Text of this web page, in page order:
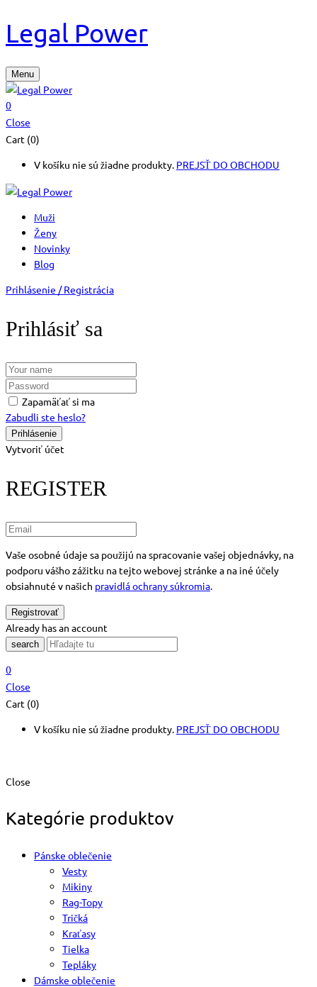
Legal Power
Menu
0
Close
Cart (0)
V košíku nie sú žiadne produkty. PREJSŤ DO OBCHODU
Muži
Ženy
Novinky
Blog
Prihlásenie / Registrácia
Prihlásiť sa
Zapamäťať si ma
Zabudli ste heslo?
Vytvoriť účet
REGISTER
Vaše osobné údaje sa použijú na spracovanie vašej objednávky, na
podporu vášho zážitku na tejto webovej stránke a na iné účely
obsiahnuté v našich pravidlá ochrany súkromia.
Already has an account
search
0
Close
Cart (0)
V košíku nie sú žiadne produkty. PREJSŤ DO OBCHODU
Close
Kategórie produktov
Pánske oblečenie
Vesty
Mikiny
Rag-Topy
Tričká
Kraťasy
Tielka
Tepláky
Dámske oblečenie